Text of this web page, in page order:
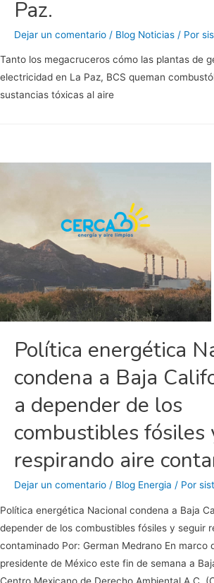
Paz.
Dejar un comentario / Blog Noticias / Por
Tanto los megacruceros cómo las plantas de
electricidad en La Paz, BCS queman
sustancias tóxicas al aire
Política energética
condena a Baja
a depender de los
combustibles fósiles
respirando aire
Dejar un comentario / Blog Energia / Por
Política energética Nacional condena a Baja
depender de los combustibles fósiles y seguir
contaminado Por: German Medrano En marco
presidente de México este fin de semana a
Centro Mexicano de Derecho Ambiental A.C.